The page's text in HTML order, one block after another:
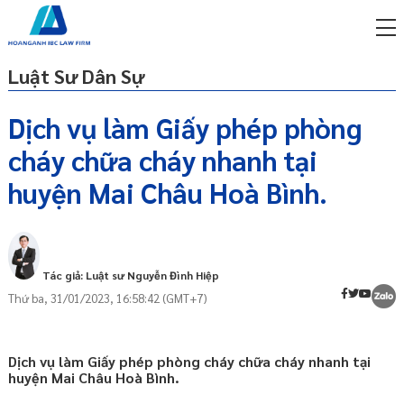
Luật Sư Dân Sự
Dịch vụ làm Giấy phép phòng
cháy chữa cháy nhanh tại
huyện Mai Châu Hoà Bình.
Tác giả: Luật sư Nguyễn Đình Hiệp
Thứ ba, 31/01/2023, 16:58:42 (GMT+7)
Dịch vụ làm Giấy phép phòng cháy chữa cháy nhanh tại
huyện Mai Châu Hoà Bình.
Giấy phép phòng cháy chữa cháy là gì
Cơ sở pháp lý cấp phép phòng cháy chữa
cháy
Cơ quan tiếp nhận hồ sơ cấp giấy phép
phòng cháy chữa cháy
Thời hạn tiếp nhận và xử lý hồ sơ xin cấp
phí qua zalo
sư trực tuyến online
ty/doanh nghiệp
gói
phí qua zalo
sư trực tuyến online
ty/doanh nghiệp
gói